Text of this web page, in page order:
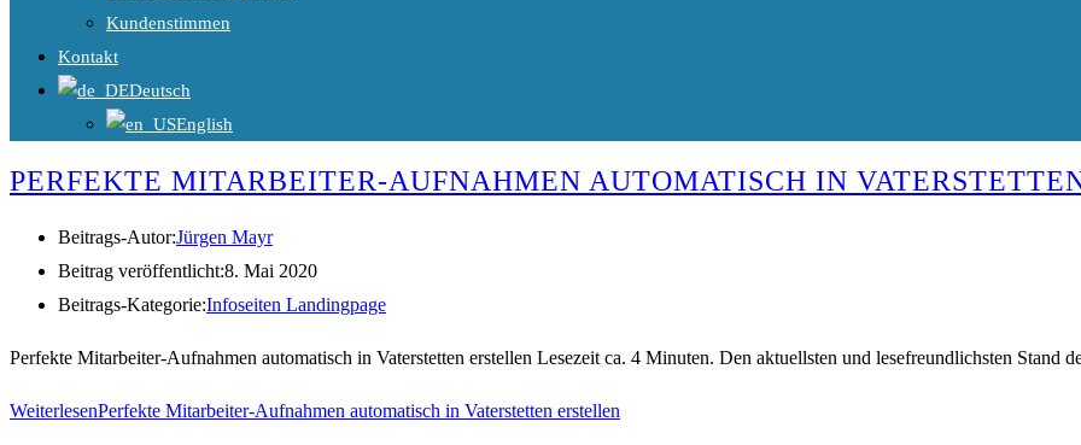
Kundenstimmen
Kontakt
Deutsch
English
PERFEKTE MITARBEITER-AUFNAHMEN AUTOMATISCH IN
Beitrags-Autor:Jürgen Mayr
Beitrag veröffentlicht:8. Mai 2020
Beitrags-Kategorie:Infoseiten Landingpage
Perfekte Mitarbeiter-Aufnahmen automatisch in Vaterstetten erstellen Lesezeit ca. 4 Minuten. Den aktuellsten und lesefreundlichsten Stand
WeiterlesenPerfekte Mitarbeiter-Aufnahmen automatisch in Vaterstetten erstellen